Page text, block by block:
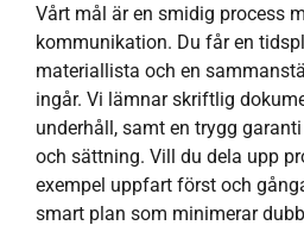
Vårt mål är en smidig process
kommunikation. Du får en
materiallista och en
ingår. Vi lämnar skriftlig
underhåll, samt en trygg
och sättning. Vill du dela upp
exempel uppfart först och
smart plan som minimerar